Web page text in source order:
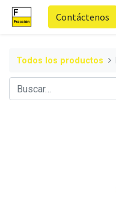
Contáctenos
Todos los productos